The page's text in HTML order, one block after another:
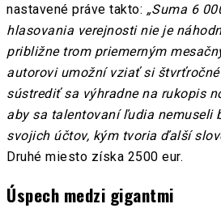
nastavené práve takto: „Suma 6
hlasovania verejnosti nie je
približne trom priemerným
autorovi umožní vziať si štvrťročné
sústrediť sa výhradne na rukopis
aby sa talentovaní ľudia nemuseli
svojich účtov, kým tvoria ďalší
Druhé miesto získa 2500 eur.
Úspech medzi gigantmi